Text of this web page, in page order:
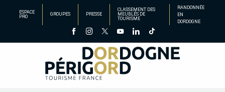
principal
ESPACE
PRO
GROUPES PRESSE
CLASSEMENT DES
MEUBLÉS DE
TOURISME
RANDONNÉE
EN
DORDOGNE